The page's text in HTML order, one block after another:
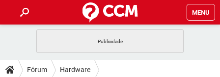
MENU
CELULAR
DICAS
Fórum Hardware